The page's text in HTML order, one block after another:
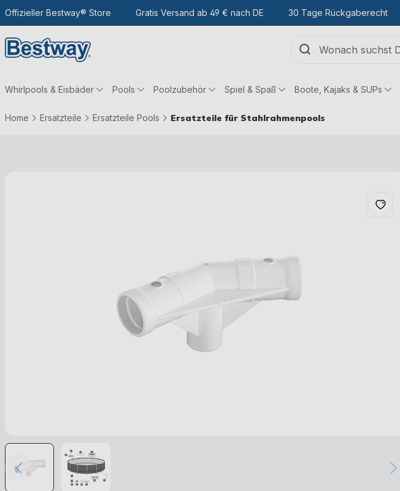
Hauptinhalt
Zur Suche
Zur Hauptnavigation
Offizieller Bestway® Store Gratis Versand ab 49 € nach DE 30 Tage Rückgaberecht
Whirlpools & Eisbäder Pools Poolzubehör Spiel & Spaß Boote, Kajaks & SUPs
Home Ersatzteile Ersatzteile Pools Ersatzteile für Stahlrahmenpools